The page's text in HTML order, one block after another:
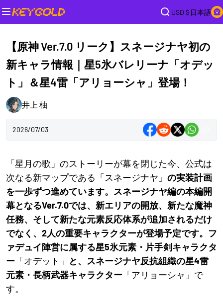
USD $ 日本語
【原神 Ver.7.0 リーク】スネージナヤ初の
新キャラ情報｜星5氷バレリーナ「オデッ
ト」＆星4雷「アリョーシャ」登場！
井上 柚
2026/07/03
「星月の歌」のストーリーが幕を閉じた今、公式は
次なる新マップである「スネージナヤ」 の実装計画
を一歩ずつ進めています。スネージナヤ編の本編開
幕となるVer.7.0では、新エリアの開放、新たな魔神
任務、そして新たな元素反応体系が追加されるだけ
でなく、2人の重要キャラクターが登場予定です。フ
ァデュイ陣営に属する星5氷元素・片手剣キャラクタ
ー 「オデット」 と、スネージナヤ反抗組織の星4雷
元素・長柄武器キャラクター 「アリョーシャ」で
す。